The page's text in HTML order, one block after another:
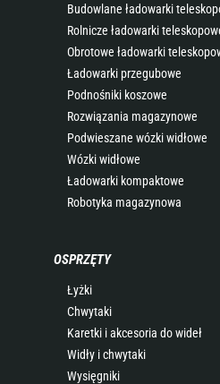
Budowlane ładowarki
Rolnicze ładowarki
Obrotowe ładowarki
Ładowarki przegubowe
Podnośniki koszowe
Rozwiązania magazynowe
Podwieszane wózki widłowe
Wózki widłowe
Ładowarki kompaktowe
Robotyka magazynowa
OSPRZĘTY
Łyżki
Chwytaki
Karetki i akcesoria do wideł
Widły i chwytaki
Wysięgniki